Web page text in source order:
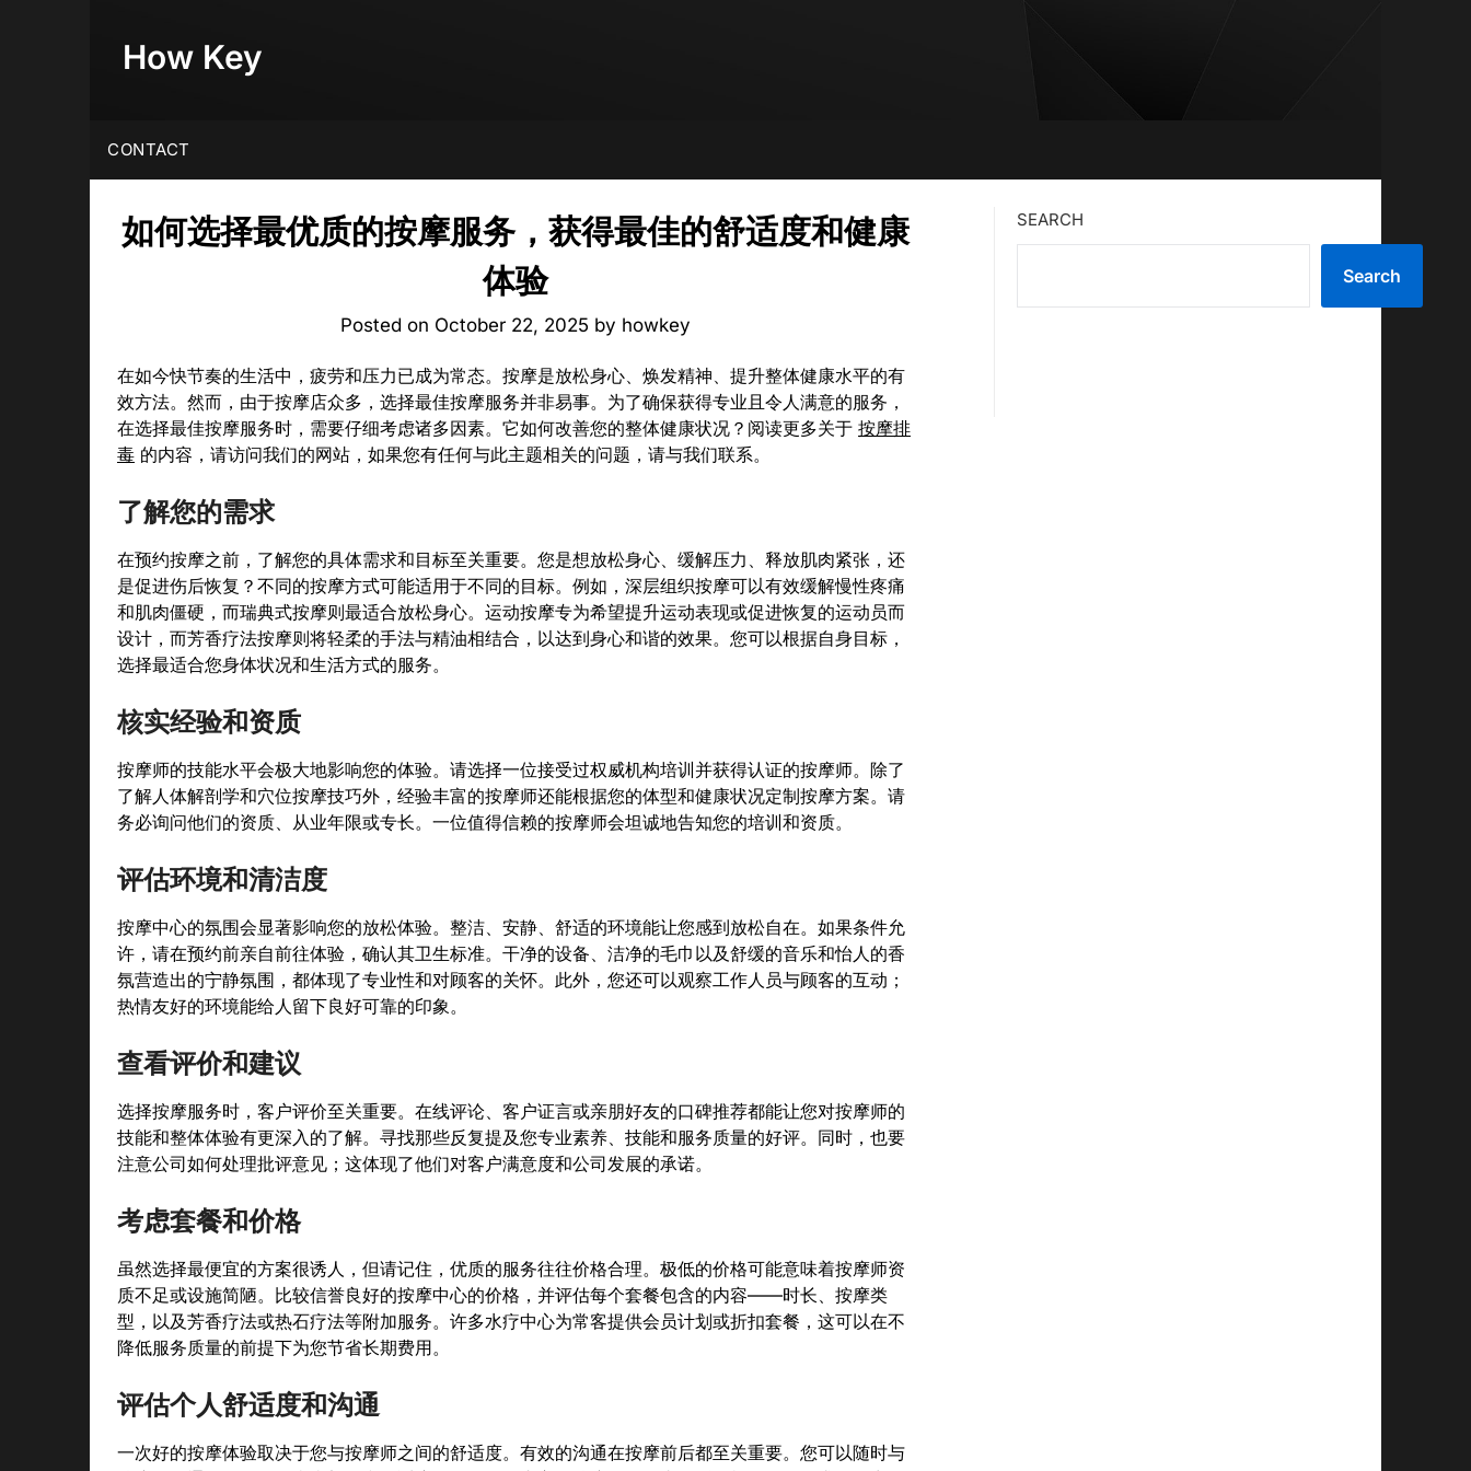
How Key
CONTACT
如何选择最优质的按摩服务，获得最佳的舒适度和健康
体验
Posted on October 22, 2025 by howkey
在如今快节奏的生活中，疲劳和压力已成为常态。按摩是放松身心、焕发精神、提升整体健康水平的有
效方法。然而，由于按摩店众多，选择最佳按摩服务并非易事。为了确保获得专业且令人满意的服务，
在选择最佳按摩服务时，需要仔细考虑诸多因素。它如何改善您的整体健康状况？阅读更多关于 按摩排
毒 的内容，请访问我们的网站，如果您有任何与此主题相关的问题，请与我们联系。
了解您的需求
在预约按摩之前，了解您的具体需求和目标至关重要。您是想放松身心、缓解压力、释放肌肉紧张，还
是促进伤后恢复？不同的按摩方式可能适用于不同的目标。例如，深层组织按摩可以有效缓解慢性疼痛
和肌肉僵硬，而瑞典式按摩则最适合放松身心。运动按摩专为希望提升运动表现或促进恢复的运动员而
设计，而芳香疗法按摩则将轻柔的手法与精油相结合，以达到身心和谐的效果。您可以根据自身目标，
选择最适合您身体状况和生活方式的服务。
核实经验和资质
按摩师的技能水平会极大地影响您的体验。请选择一位接受过权威机构培训并获得认证的按摩师。除了
了解人体解剖学和穴位按摩技巧外，经验丰富的按摩师还能根据您的体型和健康状况定制按摩方案。请
务必询问他们的资质、从业年限或专长。一位值得信赖的按摩师会坦诚地告知您的培训和资质。
评估环境和清洁度
按摩中心的氛围会显著影响您的放松体验。整洁、安静、舒适的环境能让您感到放松自在。如果条件允
许，请在预约前亲自前往体验，确认其卫生标准。干净的设备、洁净的毛巾以及舒缓的音乐和怡人的香
氛营造出的宁静氛围，都体现了专业性和对顾客的关怀。此外，您还可以观察工作人员与顾客的互动；
热情友好的环境能给人留下良好可靠的印象。
查看评价和建议
选择按摩服务时，客户评价至关重要。在线评论、客户证言或亲朋好友的口碑推荐都能让您对按摩师的
技能和整体体验有更深入的了解。寻找那些反复提及您专业素养、技能和服务质量的好评。同时，也要
注意公司如何处理批评意见；这体现了他们对客户满意度和公司发展的承诺。
考虑套餐和价格
虽然选择最便宜的方案很诱人，但请记住，优质的服务往往价格合理。极低的价格可能意味着按摩师资
质不足或设施简陋。比较信誉良好的按摩中心的价格，并评估每个套餐包含的内容——时长、按摩类
型，以及芳香疗法或热石疗法等附加服务。许多水疗中心为常客提供会员计划或折扣套餐，这可以在不
降低服务质量的前提下为您节省长期费用。
评估个人舒适度和沟通
一次好的按摩体验取决于您与按摩师之间的舒适度。有效的沟通在按摩前后都至关重要。您可以随时与
SEARCH
Search